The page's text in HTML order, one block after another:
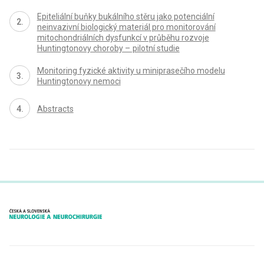
Epiteliální buňky bukálního stěru jako potenciální
neinvazivní biologický materiál pro monitorování
mitochondriálních dysfunkcí v průběhu rozvoje
Huntingtonovy choroby – pilotní studie
Monitoring fyzické aktivity u miniprasečího modelu
Huntingtonovy nemoci
Abstracts
proLékaře.cz